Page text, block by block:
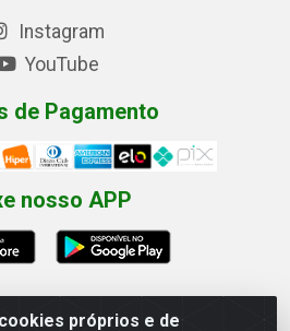
próprios e de
Instagram
YouTube
de Pagamento
nosso APP